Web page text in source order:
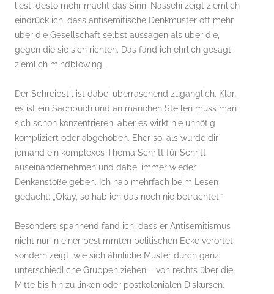
liest, desto mehr macht das Sinn. Nassehi zeigt ziemlich
eindrücklich, dass antisemitische Denkmuster oft mehr
über die Gesellschaft selbst aussagen als über die,
gegen die sie sich richten. Das fand ich ehrlich gesagt
ziemlich mindblowing.
Der Schreibstil ist dabei überraschend zugänglich. Klar,
es ist ein Sachbuch und an manchen Stellen muss man
sich schon konzentrieren, aber es wirkt nie unnötig
kompliziert oder abgehoben. Eher so, als würde dir
jemand ein komplexes Thema Schritt für Schritt
auseinandernehmen und dabei immer wieder
Denkanstöße geben. Ich hab mehrfach beim Lesen
gedacht: „Okay, so hab ich das noch nie betrachtet.“
Besonders spannend fand ich, dass er Antisemitismus
nicht nur in einer bestimmten politischen Ecke verortet,
sondern zeigt, wie sich ähnliche Muster durch ganz
unterschiedliche Gruppen ziehen – von rechts über die
Mitte bis hin zu linken oder postkolonialen Diskursen.